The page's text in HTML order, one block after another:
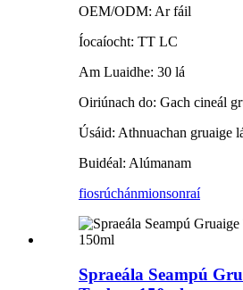
OEM/ODM: Ar fáil
Íocaíocht: TT LC
Am Luaidhe: 30 lá
Oiriúnach do: Gach cineál
Úsáid: Athnuachan gruaige
Buidéal: Alúmanam
fiosrúchánmionsonraí
Spraeála Seampú